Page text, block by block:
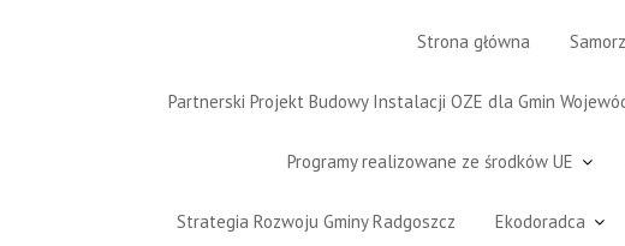
Strona główna
Partnerski Projekt Budowy Instalacji OZE dla Gmin
Programy realizowane ze środków UE
Strategia Rozwoju Gminy Radgoszcz Ekodoradca